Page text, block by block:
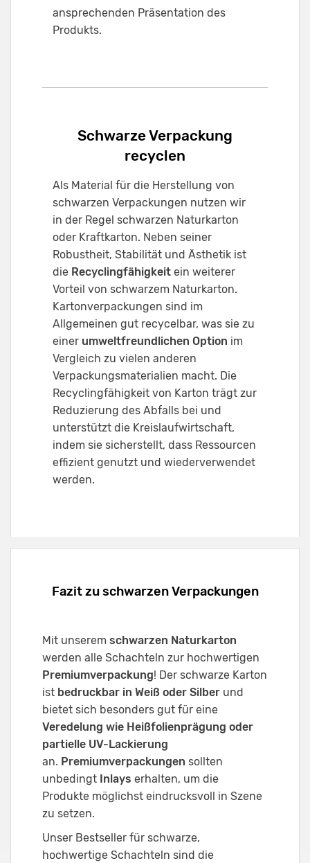
ansprechenden Präsentation des
Produkts.
Schwarze Verpackung
recyclen
Als Material für die Herstellung von
schwarzen Verpackungen nutzen wir
in der Regel schwarzen Naturkarton
oder Kraftkarton. Neben seiner
Robustheit, Stabilität und Ästhetik ist
die Recyclingfähigkeit ein weiterer
Vorteil von schwarzem Naturkarton.
Kartonverpackungen sind im
Allgemeinen gut recycelbar, was sie zu
einer umweltfreundlichen Option im
Vergleich zu vielen anderen
Verpackungsmaterialien macht. Die
Recyclingfähigkeit von Karton trägt zur
Reduzierung des Abfalls bei und
unterstützt die Kreislaufwirtschaft,
indem sie sicherstellt, dass Ressourcen
effizient genutzt und wiederverwendet
werden.
Fazit zu schwarzen Verpackungen
Mit unserem schwarzen Naturkarton
werden alle Schachteln zur hochwertigen
Premiumverpackung! Der schwarze Karton
ist bedruckbar in Weiß oder Silber und
bietet sich besonders gut für eine
Veredelung wie Heißfolienprägung oder
partielle UV-Lackierung
an. Premiumverpackungen sollten
unbedingt Inlays erhalten, um die
Produkte möglichst eindrucksvoll in Szene
zu setzen.
Unser Bestseller für schwarze,
hochwertige Schachteln sind die